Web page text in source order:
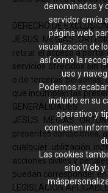
DERECHO DE
JESUS MEGIAS
retirar el acceso a portal
servicios ofrecidos sin
o de terceras personas,
que incumplan las
GENERALIDADES:
JESUS MEGIAS
presentes condiciones,
cualquier utilización
acciones civiles y
puedan corresponder en
LEGISLACIÓN
denominados y
servidor envía
página web
visualización de
así como la
uso y
Podemos
incluido en su
operativo y
contienen
Las cookies
sitio Web